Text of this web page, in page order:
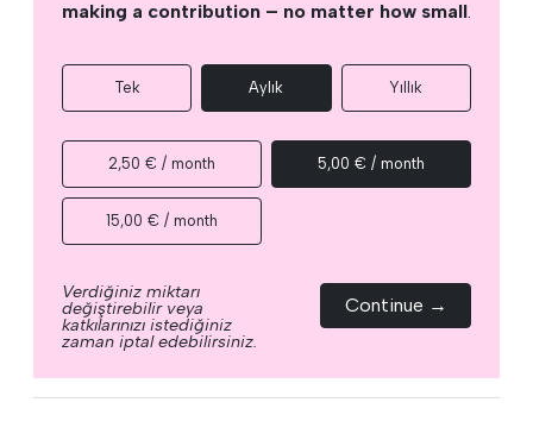
making a contribution – no matter how small.
Tek Aylık Yıllık
2,50 € / month 5,00 € / month
15,00 € / month
Verdiğiniz miktarı
değiştirebilir veya
katkılarınızı istediğiniz
zaman iptal edebilirsiniz.
Continue →